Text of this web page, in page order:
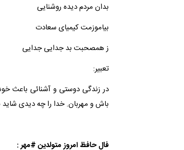
بدان مردم دیده روشنایی
بیاموزمت کیمیای سعادت
ز همصحبت بد جدایی جدایی
تعبیر:
در زندگی دوستی و آشنائی باعث
باش و مهربان. خدا را چه دیدی
فال حافظ امروز متولدین‌ #مهر :